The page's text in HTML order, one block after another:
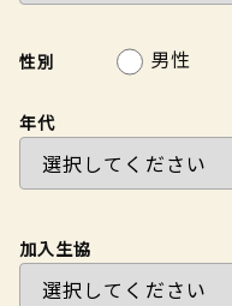
性別 男性
年代
加入生協